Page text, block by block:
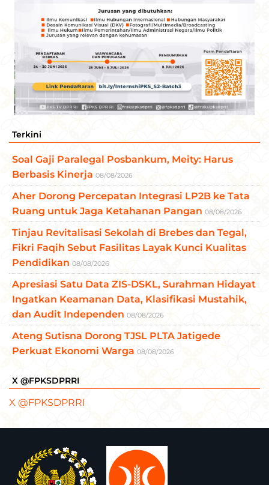
Terkini
Soal Gaji Paralegal Posbankum, Meity: Harus
Berbasis Kinerja 08/08/2026
Aher Dorong Percepatan Integrasi LP2B ke Tata
Ruang untuk Jaga Ketahanan Pangan 08/08/2026
Tinjau Revitalisasi Sekolah di Brebes dan Tegal,
Fikri Faqih Sebut Fasilitas Layak Kunci Kualitas
Pendidikan 08/08/2026
Apresiasi Satu Data ZIS-DSKL, Surahman Hidayat
Ingatkan Keamanan Data, Klasifikasi Mustahik,
dan Audit Independen 08/08/2026
Ateng Sutisna Dorong TJSL PLTA Jatigede
Perkuat Ekonomi Warga 08/08/2026
X @FPKSDPRRI
X @FPKSDPRRI